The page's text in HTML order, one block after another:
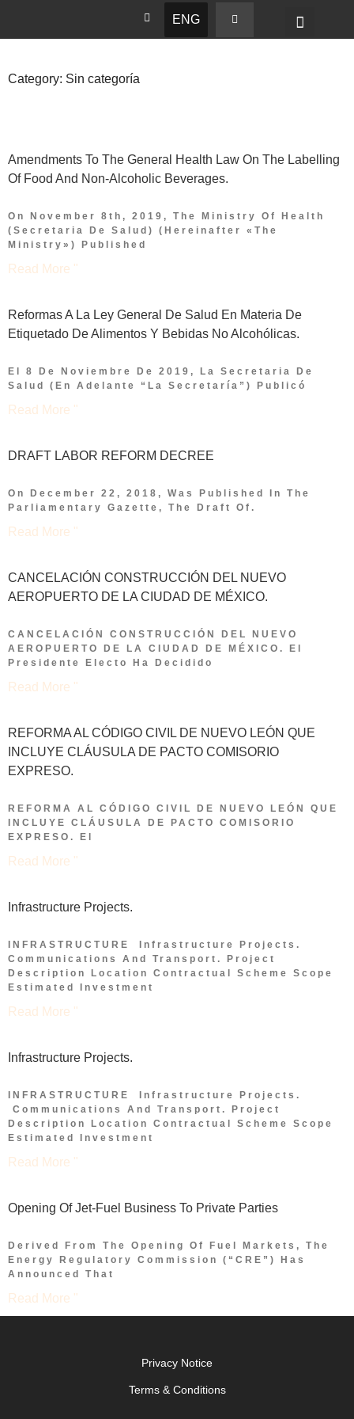
ENG
Category: Sin categoría
Amendments To The General Health Law On The Labelling
Of Food And Non-Alcoholic Beverages.
On November 8th, 2019, The Ministry Of Health
(Secretaria De Salud) (hereinafter «the
Ministry») Published
Read More "
Reformas A La Ley General De Salud En Materia De
Etiquetado De Alimentos Y Bebidas No Alcohólicas.
El 8 De Noviembre De 2019, La Secretaria De
Salud (en Adelante “la Secretaría”) Publicó
Read More "
DRAFT LABOR REFORM DECREE
On December 22, 2018, Was Published In The
Parliamentary Gazette, The Draft Of.
Read More "
CANCELACIÓN CONSTRUCCIÓN DEL NUEVO
AEROPUERTO DE LA CIUDAD DE MÉXICO.
CANCELACIÓN CONSTRUCCIÓN DEL NUEVO
AEROPUERTO DE LA CIUDAD DE MÉXICO. El
Presidente Electo Ha Decidido
Read More "
REFORMA AL CÓDIGO CIVIL DE NUEVO LEÓN QUE
INCLUYE CLÁUSULA DE PACTO COMISORIO
EXPRESO.
REFORMA AL CÓDIGO CIVIL DE NUEVO LEÓN QUE
INCLUYE CLÁUSULA DE PACTO COMISORIO
EXPRESO. El
Read More "
Infrastructure Projects.
INFRASTRUCTURE Infrastructure Projects.
Communications And Transport. Project
Description Location Contractual Scheme Scope
Estimated Investment
Read More "
Infrastructure Projects.
INFRASTRUCTURE Infrastructure Projects.
Communications And Transport. Project
Description Location Contractual Scheme Scope
Estimated Investment
Read More "
Opening Of Jet-Fuel Business To Private Parties
Derived From The Opening Of Fuel Markets, The
Energy Regulatory Commission (“CRE”) Has
Announced That
Read More "
Privacy Notice
Terms & Conditions